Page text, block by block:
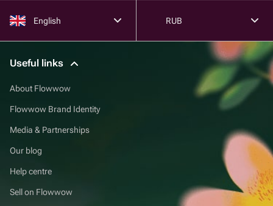
English RUB
Useful links
About Flowwow
Flowwow Brand Identity
Media & Partnerships
Our blog
Help centre
Sell on Flowwow